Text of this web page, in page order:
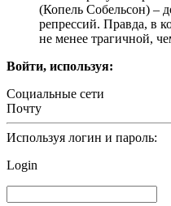
(Копель Собельсон) –
репрессий. Правда, в
не менее трагичной,
Войти, используя:
Социальные сети
Почту
Используя логин и пароль:
Login